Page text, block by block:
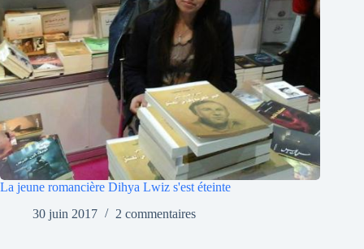
La jeune romancière Dihya Lwiz s'est éteinte
30 juin 2017
2 commentaires